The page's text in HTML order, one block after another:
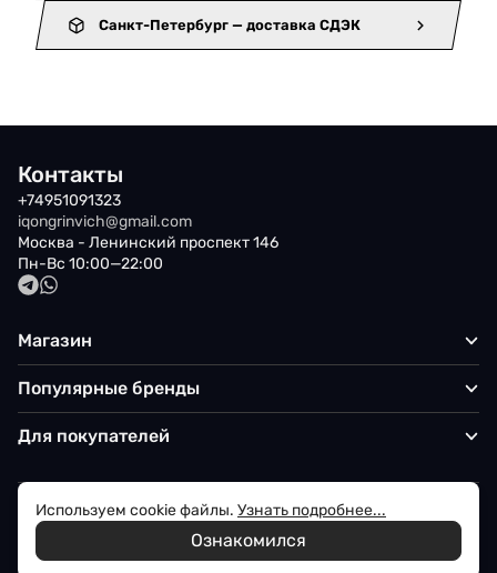
Санкт-Петербург — доставка СДЭК
Контакты
+74951091323
iqongrinvich@gmail.com
Москва - Ленинский проспект 146
Пн-Вс 10:00—22:00
Магазин
Популярные бренды
Для покупателей
© 2026 Iqon - Магазин вашего стиля
Политика обработки персональных данных
Используем cookie файлы. Узнать подробнее...
Ознакомился